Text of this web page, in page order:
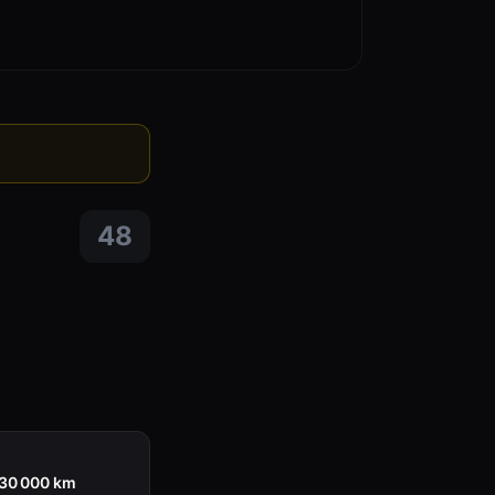
48
000 km